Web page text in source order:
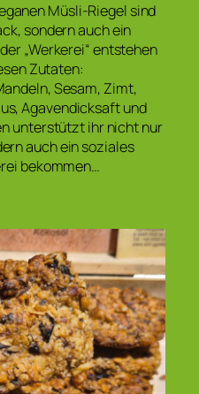
Müsli-Riegel sind
sondern auch ein
„Werkerei“ entstehen
Zutaten:
Sesam, Zimt,
Agavendicksaft und
unterstützt ihr nicht nur
auch ein soziales
bekommen…